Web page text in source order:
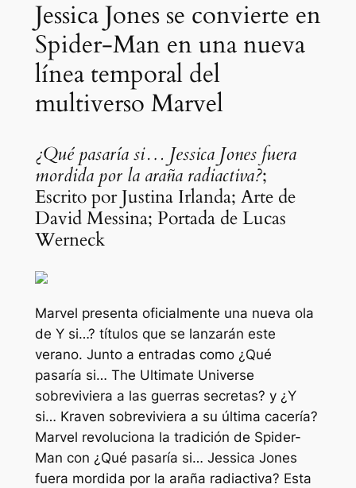
Jessica Jones se convierte en
Spider-Man en una nueva
línea temporal del
multiverso Marvel
¿Qué pasaría si… Jessica Jones fuera
mordida por la araña radiactiva?;
Escrito por Justina Irlanda; Arte de
David Messina; Portada de Lucas
Werneck
Marvel presenta oficialmente una nueva ola
de Y si…? títulos que se lanzarán este
verano. Junto a entradas como ¿Qué
pasaría si… The Ultimate Universe
sobreviviera a las guerras secretas? y ¿Y
si… Kraven sobreviviera a su última cacería?
Marvel revoluciona la tradición de Spider-
Man con ¿Qué pasaría si… Jessica Jones
fuera mordida por la araña radiactiva? Esta